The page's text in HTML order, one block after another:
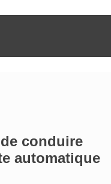
conduire
automatique